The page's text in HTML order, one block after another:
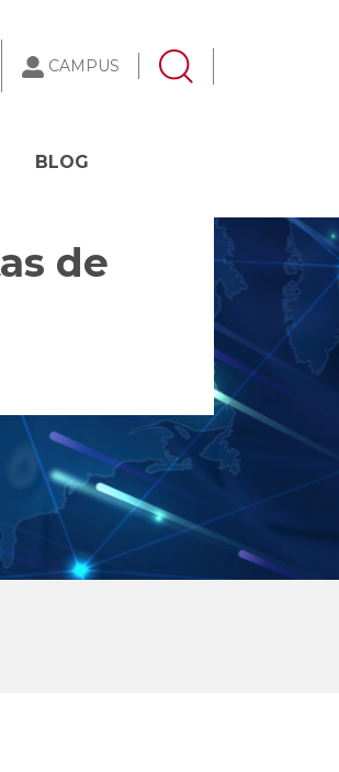
CAMPUS
BLOG
de